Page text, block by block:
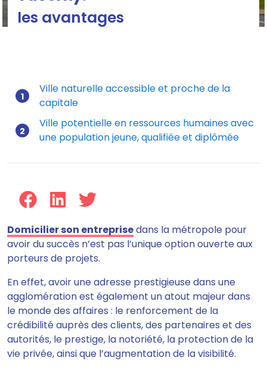
les avantages
Mis à jour le 17/07/2026
Ville naturelle accessible et proche de la
capitale
Ville potentielle en ressources humaines avec
une population jeune, qualifiée et diplômée
Domicilier son entreprisedans la métropole pour
avoir du succès n’est pas l’unique option ouverte aux
porteurs de projets.
En effet, avoir une adresse prestigieuse dans une
agglomération est également un atout majeur dans
le monde des affaires : le renforcement de la
crédibilité auprès des clients, des partenaires et des
autorités, le prestige, la notoriété, la protection de la
vie privée, ainsi que l’augmentation de la visibilité.